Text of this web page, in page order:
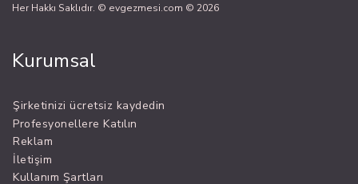
Her Hakkı Saklıdır. © evgezmesi.com © 2026
Kurumsal
Şirketinizi ücretsiz kaydedin
Profesyonellere Katılın
Reklam
İletişim
Kullanım Şartları